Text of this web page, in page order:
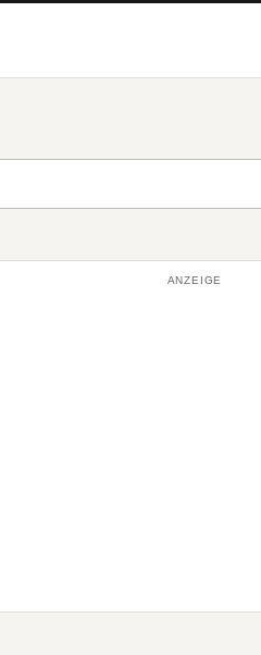
ANZEIGE